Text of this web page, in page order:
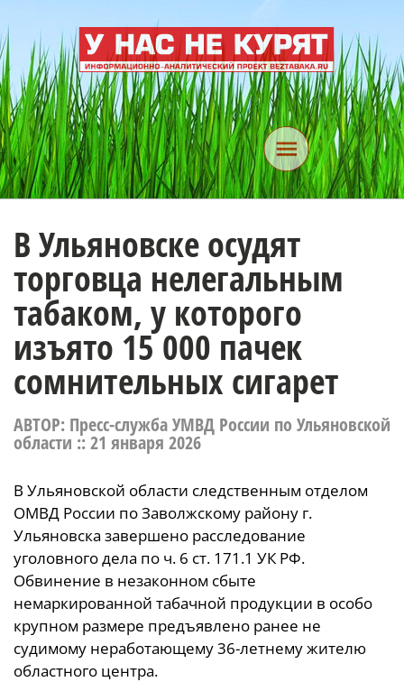
В Ульяновске осудят
торговца нелегальным
табаком, у которого
изъято 15 000 пачек
сомнительных сигарет
АВТОР: Пресс-служба УМВД России по Ульяновской
области ::21 января 2026
В Ульяновской области следственным отделом
ОМВД России по Заволжскому району г.
Ульяновска завершено расследование
уголовного дела по ч. 6 ст. 171.1 УК РФ.
Обвинение в незаконном сбыте
немаркированной табачной продукции в особо
крупном размере предъявлено ранее не
судимому неработающему 36-летнему жителю
областного центра.